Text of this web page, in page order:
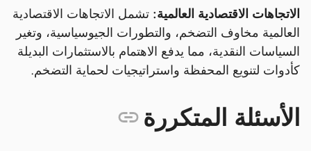
الاتجاهات الاقتصادية العالمية: تشمل الاتجاهات الاقتصادية
العالمية مخاوف التضخم، والتطورات الجيوسياسية، وتغير
السياسات النقدية، مما يدفع الاهتمام بالاستثمارات البديلة
كأدوات لتنويع المحفظة واستراتيجيات لحماية التضخم.
الأسئلة المتكررة